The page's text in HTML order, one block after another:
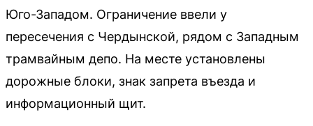
Юго-Западом. Ограничение ввели у
пересечения с Чердынской, рядом с Западным
трамвайным депо. На месте установлены
дорожные блоки, знак запрета въезда и
информационный щит.